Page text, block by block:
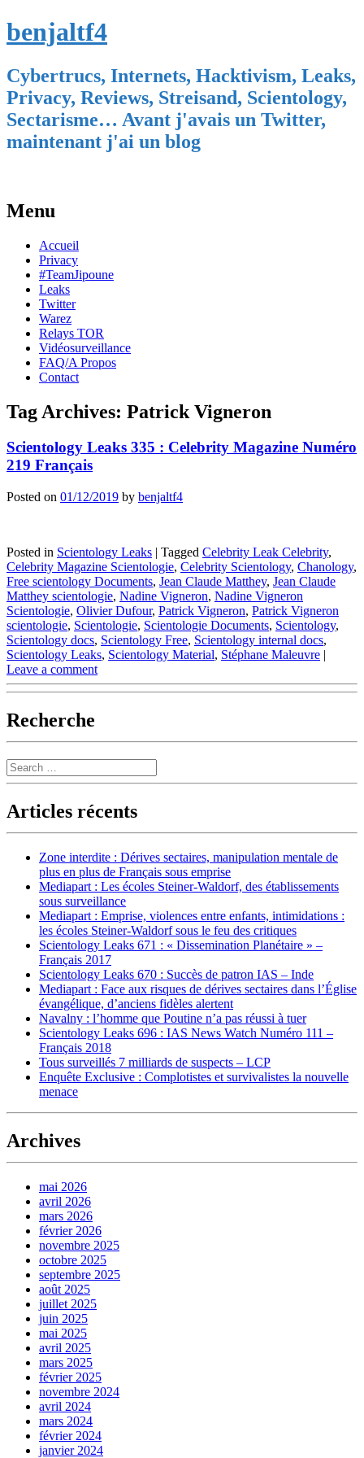
benjaltf4
Cybertrucs, Internets, Hacktivism, Leaks,
Privacy, Reviews, Streisand, Scientology,
Sectarisme… Avant j'avais un Twitter,
maintenant j'ai un blog
Menu
Skip
content
Accueil
Privacy
#TeamJipoune
Leaks
Twitter
Warez
Relays TOR
Vidéosurveillance
FAQ/A Propos
Contact
Tag Archives: Patrick Vigneron
Scientology Leaks 335 : Celebrity Magazine Numéro
219 Français
Posted on 01/12/2019 by benjaltf4
Posted in Scientology Leaks | Tagged Celebrity Leak Celebrity,
Celebrity Magazine Scientologie, Celebrity Scientology, Chanology,
Free scientology Documents, Jean Claude Matthey, Jean Claude
Matthey scientologie, Nadine Vigneron, Nadine Vigneron
Scientologie, Olivier Dufour, Patrick Vigneron, Patrick Vigneron
scientologie, Scientologie, Scientologie Documents, Scientology,
Scientology docs, Scientology Free, Scientology internal docs,
Scientology Leaks, Scientology Material, Stéphane Maleuvre |
Leave a comment
Recherche
Search
Articles récents
Zone interdite : Dérives sectaires, manipulation mentale de
plus en plus de Français sous emprise
Mediapart : Les écoles Steiner-Waldorf, des établissements
sous surveillance
Mediapart : Emprise, violences entre enfants, intimidations :
les écoles Steiner-Waldorf sous le feu des critiques
Scientology Leaks 671 : « Dissemination Planétaire » –
Français 2017
Scientology Leaks 670 : Succès de patron IAS – Inde
Mediapart : Face aux risques de dérives sectaires dans l’Église
évangélique, d’anciens fidèles alertent
Navalny : l’homme que Poutine n’a pas réussi à tuer
Scientology Leaks 696 : IAS News Watch Numéro 111 –
Français 2018
Tous surveillés 7 milliards de suspects – LCP
Enquête Exclusive : Complotistes et survivalistes la nouvelle
menace
Archives
mai 2026
avril 2026
mars 2026
février 2026
novembre 2025
octobre 2025
septembre 2025
août 2025
juillet 2025
juin 2025
mai 2025
avril 2025
mars 2025
février 2025
novembre 2024
avril 2024
mars 2024
février 2024
janvier 2024